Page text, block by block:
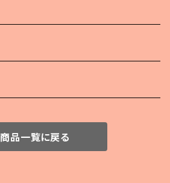
商品一覧に戻る